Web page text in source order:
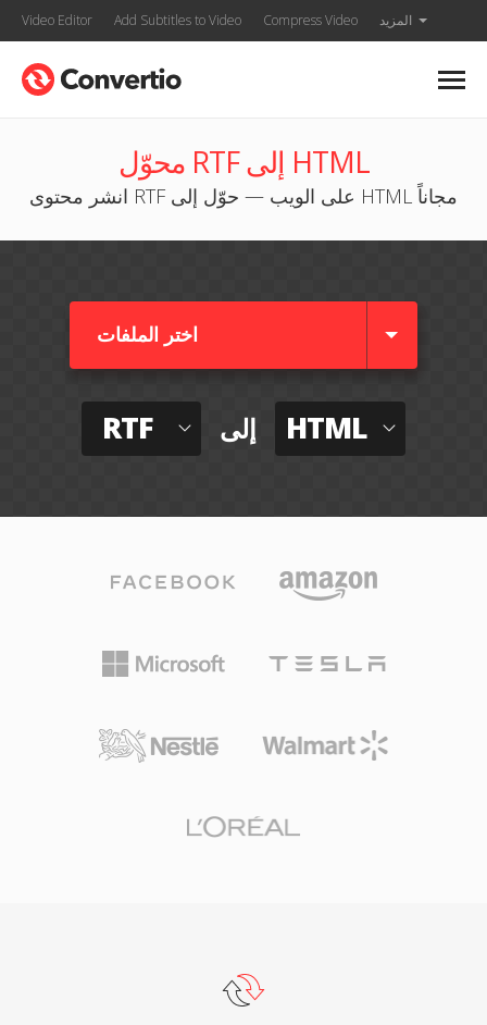
Video Editor Add Subtitles to Video Compress Video المزيد
محوّل RTF إلى HTML
انشر محتوى RTF على الويب — حوّل إلى HTML مجاناً
اختر الملفات
RTF إلى HTML